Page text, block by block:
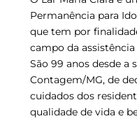
Permanência para
que tem por
campo da
São 99 anos desde a
Contagem/MG, de
cuidados dos
qualidade de vida e